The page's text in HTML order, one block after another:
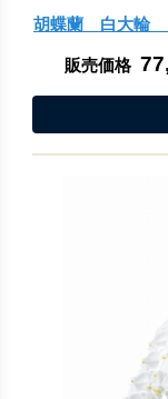
胡蝶蘭 白大輪
販売価格